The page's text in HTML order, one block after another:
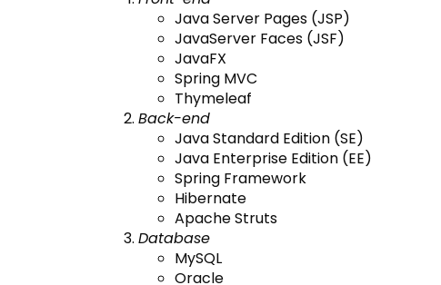
Java Server Pages (JSP)
JavaServer Faces (JSF)
JavaFX
Spring MVC
Thymeleaf
Back-end
Java Standard Edition (SE)
Java Enterprise Edition (EE)
Spring Framework
Hibernate
Apache Struts
Database
MySQL
Oracle